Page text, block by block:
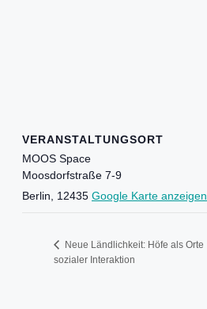
VERANSTALTUNGSORT
MOOS Space
Moosdorfstraße 7-9
Berlin, 12435 Google Karte anzeigen
Neue Ländlichkeit: Höfe als Orte
sozialer Interaktion